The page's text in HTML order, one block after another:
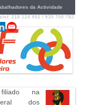
da Actividade
218 124 992 / 935 700 782
na
dos